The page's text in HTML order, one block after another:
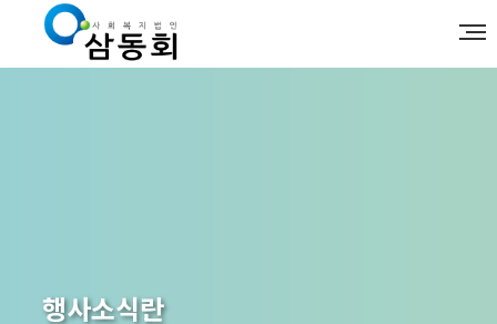
행사소식란